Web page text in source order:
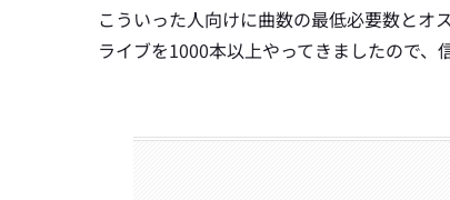
こういった人向けに曲数の最低必要数とオ
ライブを1000本以上やってきましたので、